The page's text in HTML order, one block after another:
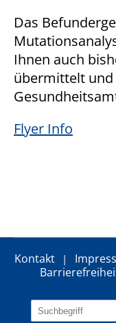
Das
Ihnen auch
übermittelt und
Flyer Info
Kontakt
NID
Anbieter:
google
Zweck:
Stellt Google
Extern Inhalt
6 Monate